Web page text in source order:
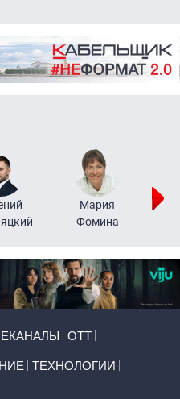
Мария
Фомина
ОТТ
ТЕХНОЛОГИИ